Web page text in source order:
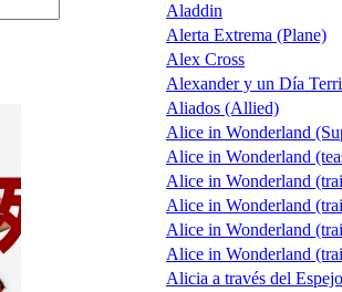
Aladdin
Alerta Extrema (Plane)
Alex Cross
Alexander y un Día
Aliados (Allied)
Alice in Wonderland
Alice in Wonderland
Alice in Wonderland
Alice in Wonderland
Alice in Wonderland
Alice in Wonderland
Alicia a través del